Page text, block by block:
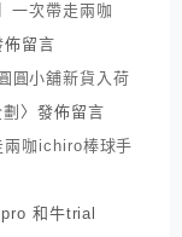
一次帶走兩咖
佈留言
圓小舖新貨入荷
〉發佈留言
兩咖ichiro棒球手
和牛trial